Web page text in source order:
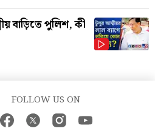
বাড়িতে পুলিশ, কী
FOLLOW US ON